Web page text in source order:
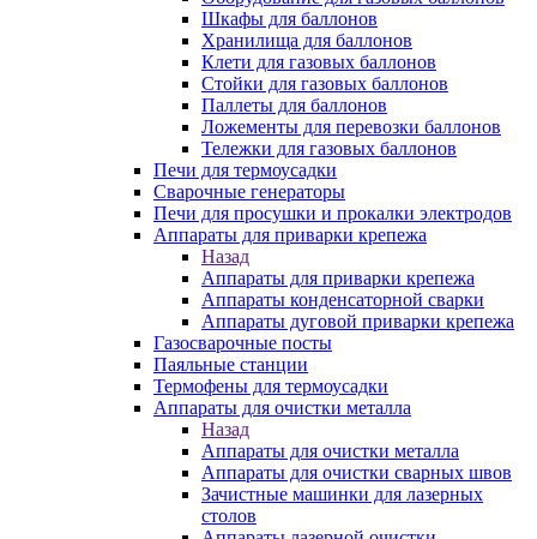
Шкафы для баллонов
Хранилища для баллонов
Клети для газовых баллонов
Стойки для газовых баллонов
Паллеты для баллонов
Ложементы для перевозки баллонов
Тележки для газовых баллонов
Печи для термоусадки
Сварочные генераторы
Печи для просушки и прокалки электродов
Аппараты для приварки крепежа
Назад
Аппараты для приварки крепежа
Аппараты конденсаторной сварки
Аппараты дуговой приварки крепежа
Газосварочные посты
Паяльные станции
Термофены для термоусадки
Аппараты для очистки металла
Назад
Аппараты для очистки металла
Аппараты для очистки сварных швов
Зачистные машинки для лазерных
столов